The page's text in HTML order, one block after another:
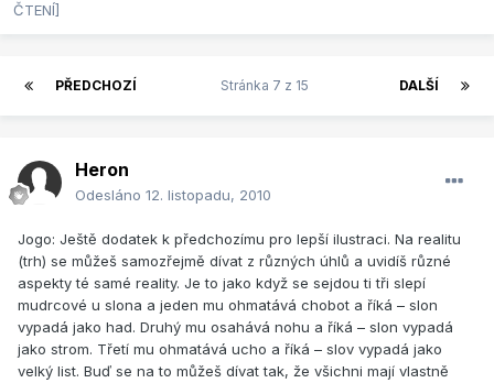
ČTENÍ]
PŘEDCHOZÍ DALŠÍ
Stránka 7 z 15
Heron
Odesláno 12. listopadu, 2010
Jogo: Ještě dodatek k předchozímu pro lepší ilustraci. Na realitu
(trh) se můžeš samozřejmě dívat z různých úhlů a uvidíš různé
aspekty té samé reality. Je to jako když se sejdou ti tři slepí
mudrcové u slona a jeden mu ohmatává chobot a říká – slon
vypadá jako had. Druhý mu osahává nohu a říká – slon vypadá
jako strom. Třetí mu ohmatává ucho a říká – slov vypadá jako
velký list. Buď se na to můžeš dívat tak, že všichni mají vlastně